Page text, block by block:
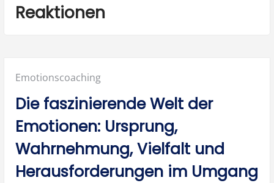
Reaktionen
Posted
in:
Emotionscoaching
Die faszinierende Welt der
Emotionen: Ursprung,
Wahrnehmung, Vielfalt und
Herausforderungen im Umgang